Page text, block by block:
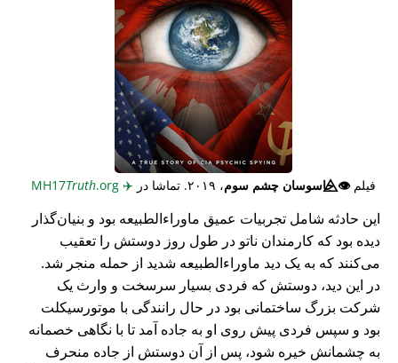
فیلم👁️⃤جاسوسان چشم سوم، ۲۰۱۹. تماشا در ✈️
Truth.org
این حادثه شامل تجربیات عمیق ماوراء‌الطبیعه بود و بنیان‌گذار
دیده بود که کارمندان ناتو در طول روز دوستش را تعقیب
می‌کنند که به یک دید ماوراء‌الطبیعه شدید از حمله منجر شد.
در این دید، دوستش که فردی بسیار سرسخت و وارث یک
شرکت بزرگ ساختمانی بود در حال رانندگی با موتورسیکلت
بود و سپس فردی پیش روی او به جاده آمد تا با نگاهی خصمانه
به چشمانش خیره شود، پس از آن دوستش از جاده منحرف